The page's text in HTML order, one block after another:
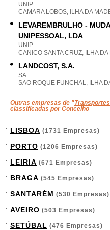
UNIP
CAMARA LOBOS, ILHA DA
LEVAREMBRULHO -
UNIPESSOAL, LDA
UNIP
CANICO SANTA CRUZ, ILHA
LANDCOST, S.A.
SA
SAO ROQUE FUNCHAL, ILHA
Outras empresas de "
classificadas por Concelho
LISBOA (1731 Empresas)
PORTO (1206 Empresas)
LEIRIA (671 Empresas)
BRAGA (545 Empresas)
SANTARÉM (530 Empresas)
AVEIRO (503 Empresas)
SETÚBAL (476 Empresas)